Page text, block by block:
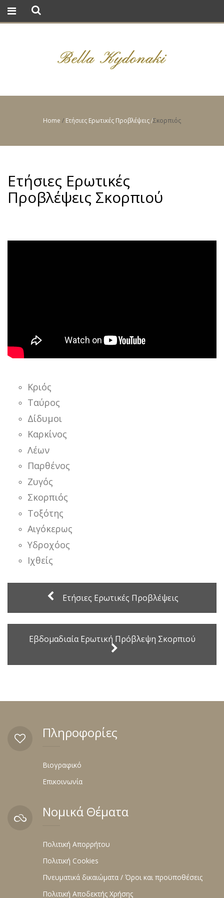
Home / Ετήσιες Ερωτικές Προβλέψεις /Σκορπιός
Ετήσιες Ερωτικές
Προβλέψεις Σκορπιού
Κριός
Ταύρος
Δίδυμοι
Καρκίνος
Λέων
Παρθένος
Ζυγός
Σκορπιός
Τοξότης
Αιγόκερως
Υδροχόος
Ιχθείς
Ετήσιες Ερωτικές Προβλέψεις
Εβδομαδιαία Ερωτική Πρόβλεψη Σκορπιού
Πληροφορίες
Βιογραφικό
Επικοινωνία
Νομικά Θέματα
Πολιτική Απορρήτου
Πολιτική Cookies
Πνευματικά δικαιώματα / Όροι και προϋποθέσεις
Πολιτική Αποδεκτής Χρήσης